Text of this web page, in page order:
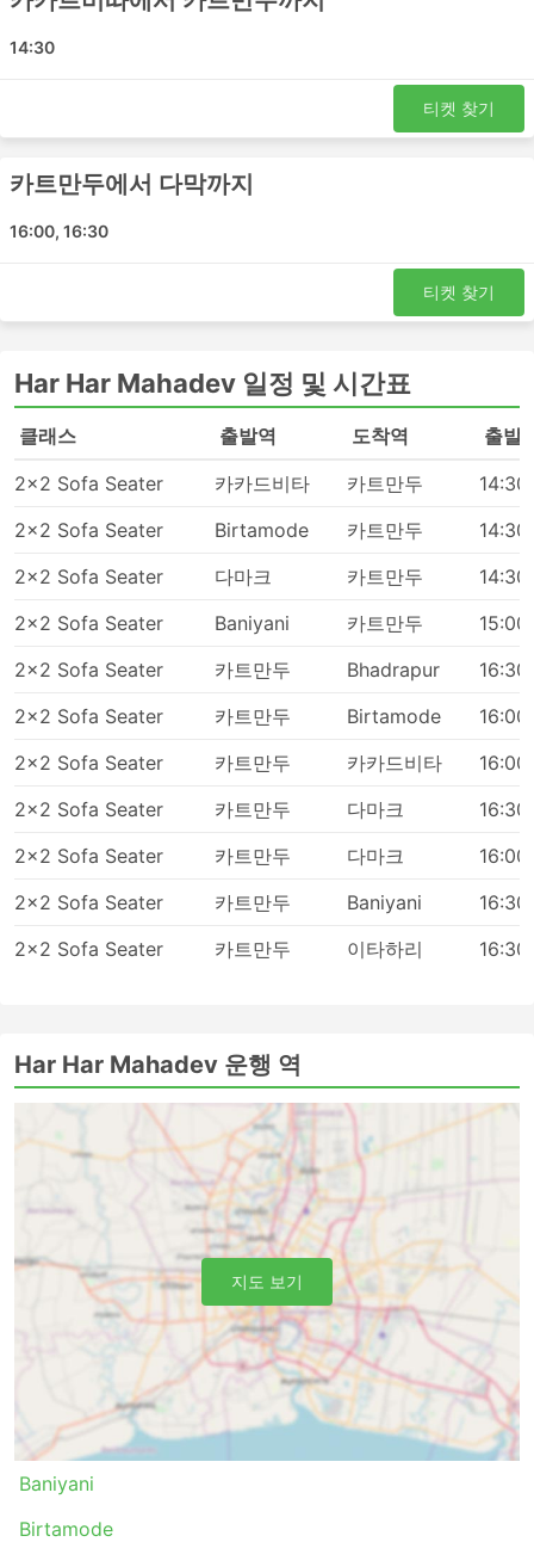
버스는 기차나 비행기로 갈 수 없는 여행지로 가는 최
비행기 여행이나 때때로 철도 여행과는 반대로 버스를
타는 것은 버스 정류장에 미리 도착할 필요가 없습니
다. 국제선에서도 체크인에 많은 시간이 걸리지 않습
니다. 수하물 허용 한도는 일반적으로 매우 여행자 친
화적이며 한도가 설정되어 있는 경우 추가 수하물에
대한 요금은 일반적으로 그리 높지 않습니다.
할 수 있습니다. 여행자들은 다양한 예산의 좌석을 선
택할 수 있습니다. 더 저렴한 표준 옵션은 약간 느릴
경우, 화장실에 갈 수 있는 시간이 주어지며 간식, 물,
때로는 세면 도구와 담요가 거의 포함됩니다.
더 많은 비용을 지출할 준비가 되셨다면 일부 VIP 버
승객 및 기타 여러 특별 서비스를 갖춘 비행기의 비즈
니스 클래스에 버금가는 좌석을 제공하여 즐거운 여행
을 만들어 드립니다.
새로생긴 시외 버스 터미널은 버스가 도시 혼잡을 피
할 수 있도록 더 큰 고속도로에 가까운 도시 외곽에 위
치하는 경우가 많습니다. 불행히도 여행자에게도 추가
는 것이 어려울 수 있습니다. 일부 목적지에서는 터미
에 가려면 특수 운송업체를 이용해야 합니다. 이로 인
해 가격이 높아질 수 있습니다. 출퇴근 시간에 여행하
는 경우, 특히 출발 지점의 교통 상황에 익숙하지 않은
경우 추가 시간을 계산하세요.
않는 교통수단일수 있습니다. 버스 여행은 가끔 예측
을 긴박하게 계획하지 마세요.
특정 노선 또는 가장 인기 있는 기간에 여행하려면 사
전 예약이 필요할 수 있습니다. 버스 정류장에 나타나
서 다음 버스를 타는 것이 항상 가능한 것은 아니라는
점을 염두에 두세요. 티켓이 모두 매진될 수 있으므로
그에 따라 여행을 계획하세요.
14:30
티켓 찾기
카트만두에서 다막까지
16:00, 16:30
티켓 찾기
Har Har Mahadev 일정 및 시간표
클래스 출발역 도착역
출발
2x2 Sofa Seater
카카드비타 카트만두
14:30
2x2 Sofa Seater
Birtamode 카트만두
14:30
2x2 Sofa Seater
다마크 카트만두
14:30
2x2 Sofa Seater
Baniyani 카트만두
15:00
2x2 Sofa Seater
카트만두 Bhadrapur
16:30
2x2 Sofa Seater
카트만두 Birtamode
16:00
2x2 Sofa Seater
카트만두 카카드비타
16:00
2x2 Sofa Seater
카트만두 다마크
16:30
2x2 Sofa Seater
카트만두 다마크
16:00
2x2 Sofa Seater
카트만두 Baniyani
16:30
2x2 Sofa Seater
카트만두 이타하리 16:30
Har Har Mahadev 운행 역
Baniyani
Birtamode
지도 보기